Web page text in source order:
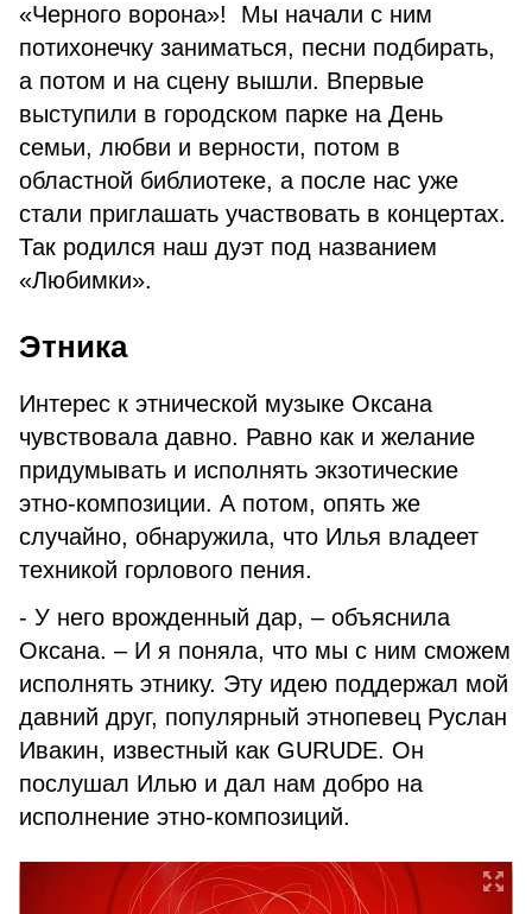
«Черного ворона»! Мы начали с ним
потихонечку заниматься, песни подбирать,
а потом и на сцену вышли. Впервые
выступили в городском парке на День
семьи, любви и верности, потом в
областной библиотеке, а после нас уже
стали приглашать участвовать в концертах.
Так родился наш дуэт под названием
«Любимки».
Этника
Интерес к этнической музыке Оксана
чувствовала давно. Равно как и желание
придумывать и исполнять экзотические
этно-композиции. А потом, опять же
случайно, обнаружила, что Илья владеет
техникой горлового пения.
- У него врожденный дар, – объяснила
Оксана. – И я поняла, что мы с ним сможем
исполнять этнику. Эту идею поддержал мой
давний друг, популярный этнопевец Руслан
Ивакин, известный как GURUDE. Он
послушал Илью и дал нам добро на
исполнение этно-композиций.